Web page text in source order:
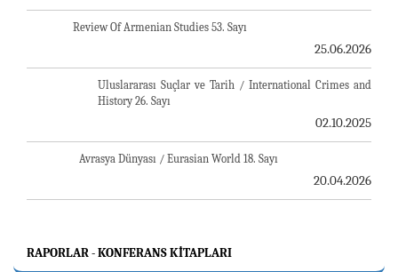
Review Of Armenian Studies 53. Sayı
25.06.2026
Uluslararası Suçlar ve Tarih / International Crimes and
History 26. Sayı
02.10.2025
Avrasya Dünyası / Eurasian World 18. Sayı
20.04.2026
RAPORLAR - KONFERANS KITAPLARI